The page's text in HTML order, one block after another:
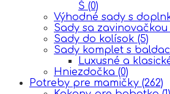
Š (0)
Výhodné sady s
Sady sa
Sady do kolísok (5)
Sady komplet s
Luxusné a
Hniezdočka (0)
Potreby pre mamičky (262)